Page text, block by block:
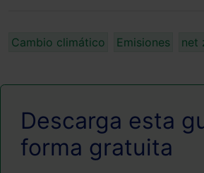
Cambio climático Emisiones net
Descarga esta
forma gratuita